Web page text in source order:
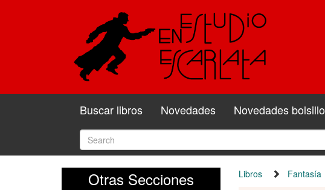
Buscar libros Novedades Novedades bolsillo
Otras Secciones Libros Fantasía